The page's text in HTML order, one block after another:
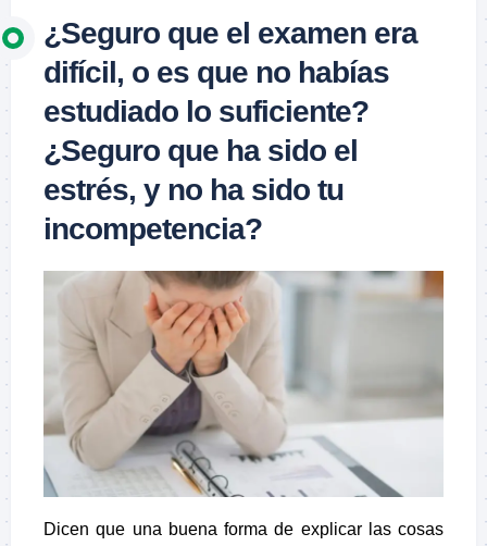
¿Seguro que el examen era
difícil, o es que no habías
estudiado lo suficiente?
¿Seguro que ha sido el
estrés, y no ha sido tu
incompetencia?
Dicen que una buena forma de explicar las cosas